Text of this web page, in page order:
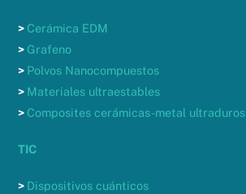
> Cerámica EDM
> Grafeno
> Polvos Nanocompuestos
> Materiales ultraestables
> Composites cerámicas-metal ultraduros
TIC
> Dispositivos cuánticos